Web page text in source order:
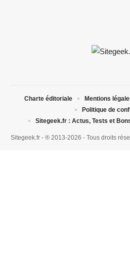
Sitegeek.fr - ® 2013-2026 - Tous droits
Charte éditoriale Mentions
Politique de
Sitegeek.fr : Actus, Tests et